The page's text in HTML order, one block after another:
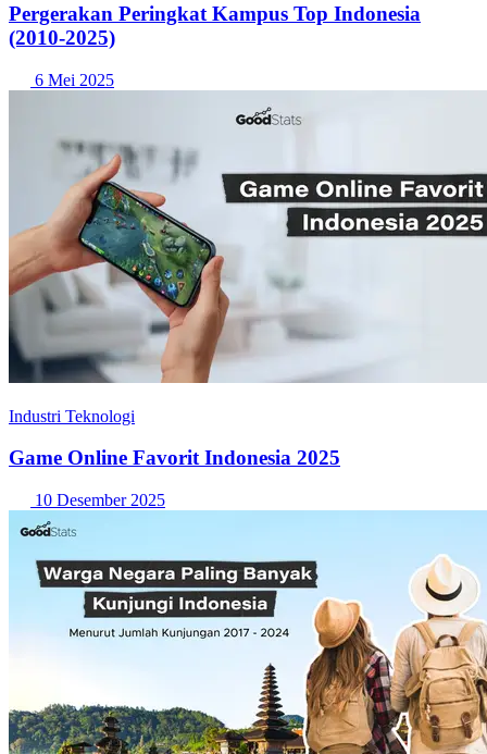
Pergerakan Peringkat Kampus Top Indonesia
(2010-2025)
6 Mei 2025
Industri Teknologi
Game Online Favorit Indonesia 2025
10 Desember 2025